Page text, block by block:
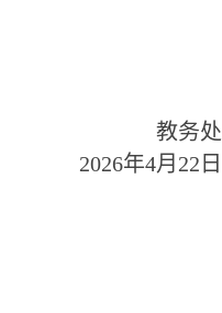
教务处
2026年4月 22 日